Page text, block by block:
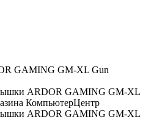
GAMING GM-XL Gun